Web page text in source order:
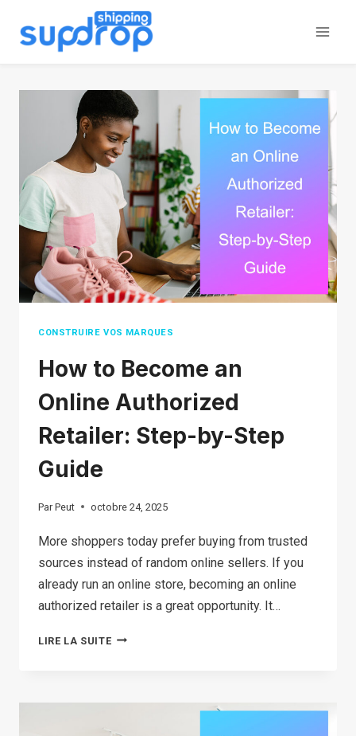
CONSTRUIRE VOS MARQUES
How to Become an
Online Authorized
Retailer: Step-by-Step
Guide
Par Peut octobre 24, 2025
More shoppers today prefer buying from trusted
sources instead of random online sellers. If you
already run an online store, becoming an online
authorized retailer is a great opportunity. It…
LIRE LA SUITEHOW
AN